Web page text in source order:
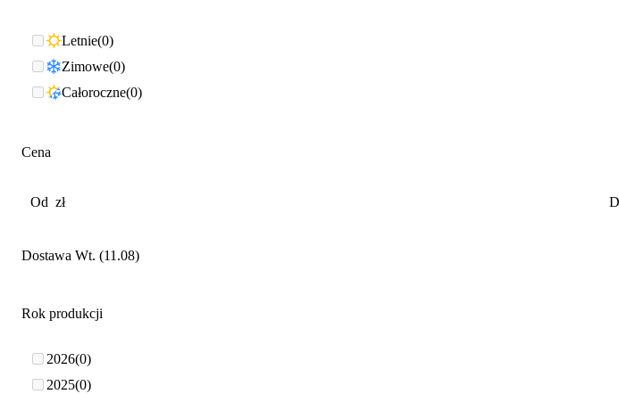
Letnie 0
Zimowe 0
Całoroczne 0
Cena
Dostawa Wt. (11.08)
Rok produkcji
2026 0
2025 0